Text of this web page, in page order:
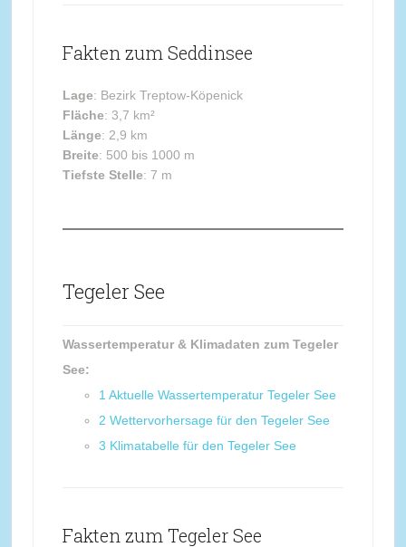
Fakten zum Seddinsee
Lage: Bezirk Treptow-Köpenick
Fläche: 3,7 km²
Länge: 2,9 km
Breite: 500 bis 1000 m
Tiefste Stelle: 7 m
Tegeler See
Wassertemperatur & Klimadaten zum Tegeler
See:
1 Aktuelle Wassertemperatur Tegeler See
2 Wettervorhersage für den Tegeler See
3 Klimatabelle für den Tegeler See
Fakten zum Tegeler See